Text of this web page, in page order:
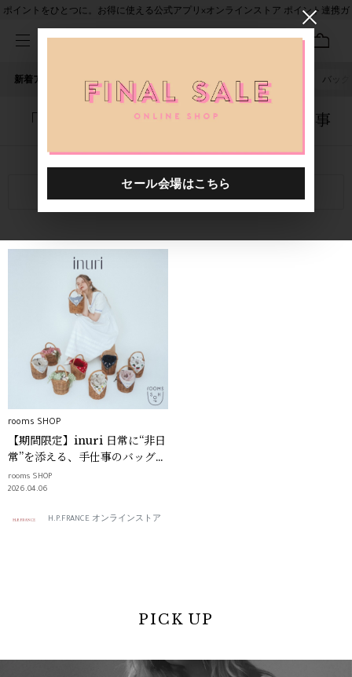
ポイントをひとつに。お得に使える公式アプリ×オンラインストア ポイント連携ガ
新着アイテム 人気ワード セール 40th限定 バッグ
「5136901.2610003.0002」に関する記事
関連キーワード
rooms SHOP
【期間限定】inuri 日常に“非日
常”を添える、手仕事のバッグ｜
rooms SHOP
rooms SHOP
2026.04.06
H.P.FRANCE オンラインストア
PICK UP